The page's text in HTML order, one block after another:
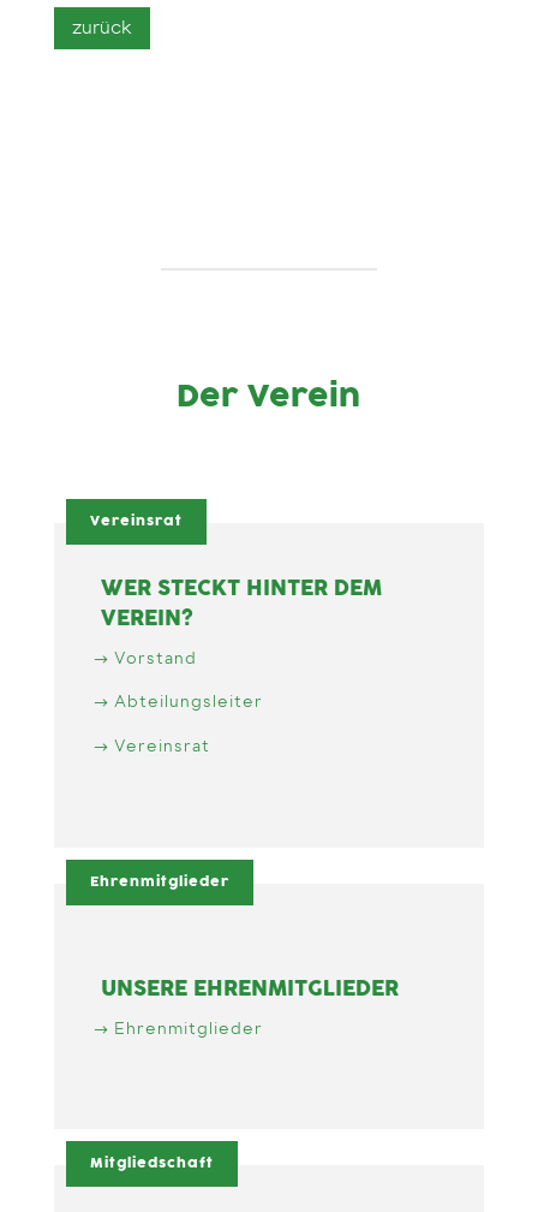
Der Verein
Vereinsrat
WER STECKT HINTER DEM
VEREIN?
Vorstand
Abteilungsleiter
Vereinsrat
Ehrenmitglieder
UNSERE EHRENMITGLIEDER
Ehrenmitglieder
Mitgliedschaft